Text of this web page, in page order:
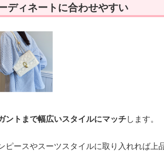
ディネートに合わせやすい
ントまで幅広いスタイルにマッチします。
ースやスーツスタイルに取り入れれば上